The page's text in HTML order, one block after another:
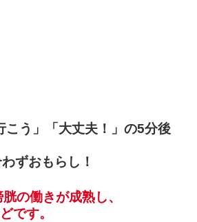
こう」「大丈夫！」の5分後
ずおもらし！
の働きが成熟し、
です。